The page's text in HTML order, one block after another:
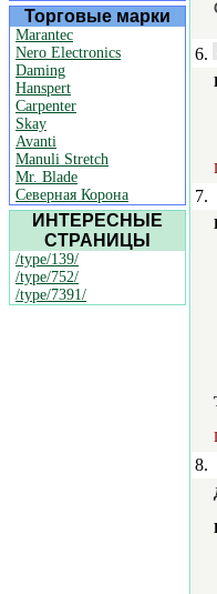
Торговые марки
Marantec
Nero Electronics
Daming
Hanspert
Carpenter
Skay
Avanti
Manuli Stretch
Mr. Blade
Северная Корона
ИНТЕРЕСНЫЕ
СТРАНИЦЫ
/type/139/
/type/752/
/type/7391/
6.
7.
8.